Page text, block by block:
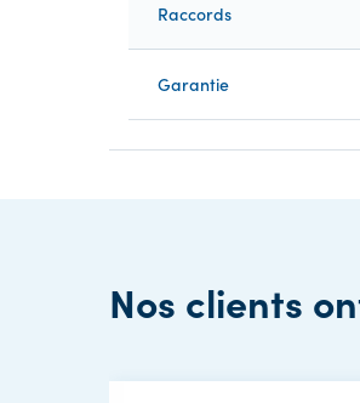
Raccords
Garantie
Nos clients